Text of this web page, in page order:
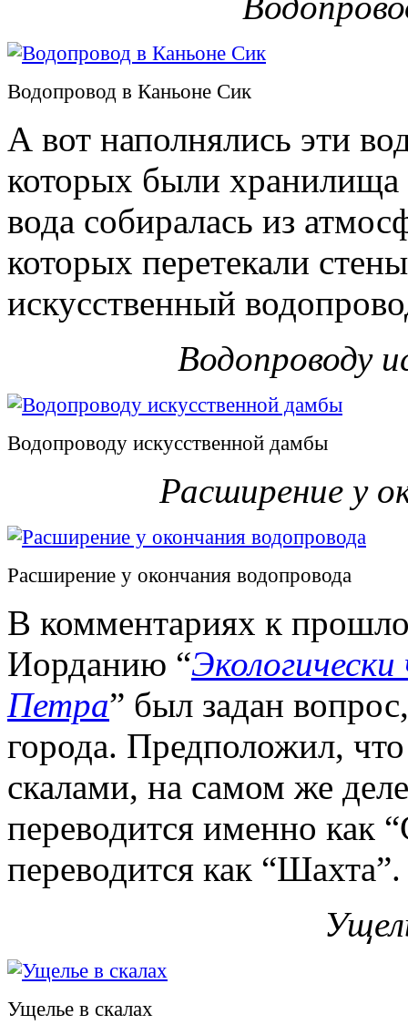
Водопровод в Каньоне Сик
А вот наполнялись эти
которых были
вода собиралась из
которых перетекали
искусственный
Водопроводу
Водопроводу искусственной дамбы
Расширение у
Расширение у окончания водопровода
В комментариях к
Иорданию “
Петра” был задан
города. Предположил, что
скалами, на самом же
переводится именно как
переводится как “Шахта”.
Ущелье в скалах